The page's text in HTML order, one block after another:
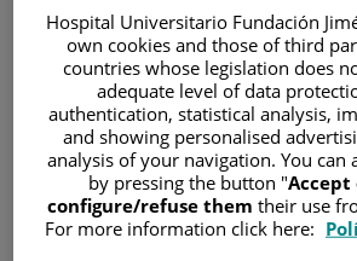
(Reducción de la exposición a
promoción de la salud)
1. Control del tabaquismo
Las políticas de prevención del
una de las medidas más
incidencia de cáncer. Incluyen:
Espacios públicos y laborales libres de
Hospital Universitario Fundación
own cookies and those of third
countries whose legislation does
adequate level of data
authentication, statistical analysis,
and showing personalised
analysis of your navigation. You can
by pressing the button "Accept
configure/refuse them their use
For more information click here: